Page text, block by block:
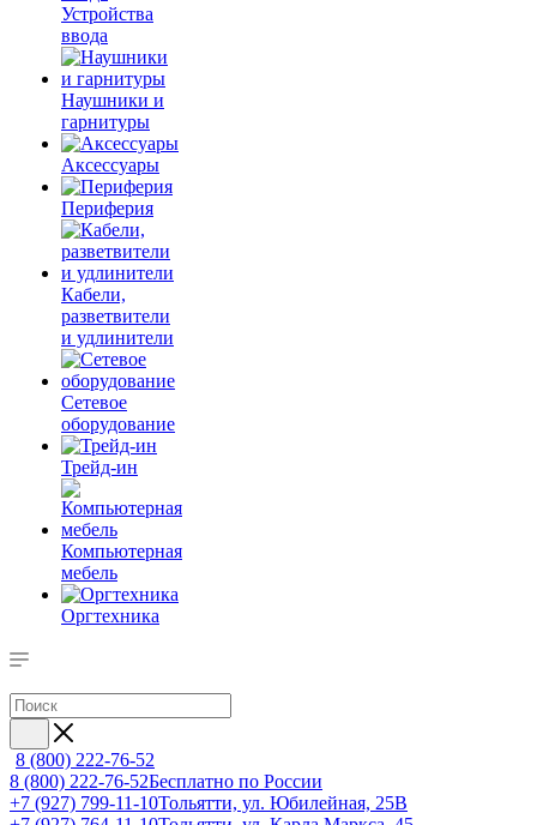
Устройства
ввода
Наушники и
гарнитуры
Аксессуары
Периферия
Кабели,
разветвители
и удлинители
Сетевое
оборудование
Трейд-ин
Компьютерная
мебель
Оргтехника
8 (800) 222-76-52
8 (800) 222-76-52Бесплатно по России
+7 (927) 799-11-10Тольятти, ул. Юбилейная, 25В